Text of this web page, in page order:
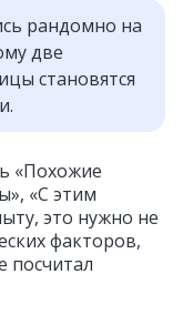
рандомно на
две
становятся
«Похожие
«С этим
это нужно не
факторов,
посчитал